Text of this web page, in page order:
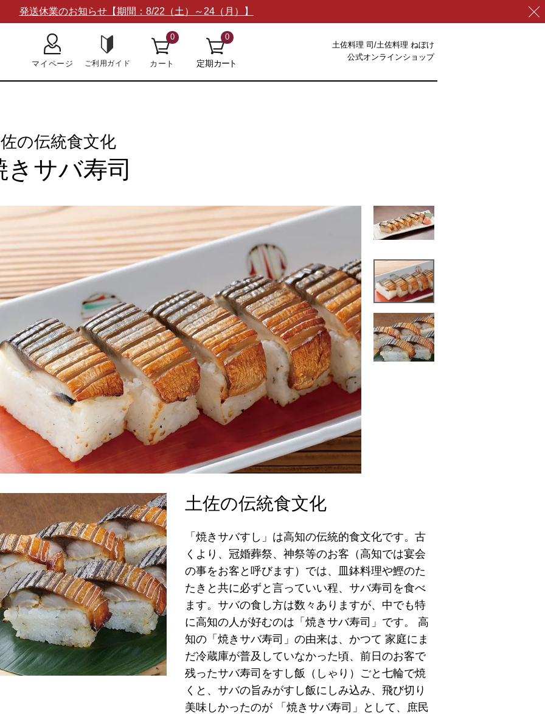
発送休業のお知らせ【期間：8/22（土）～24（月）】
0
0
土佐料理 司/土佐料理 ねぼけ
公式オンラインショップ
の伝統食文化
きサバ寿司
土佐の伝統食文化
「焼きサバすし」は高知の伝統的食文化です。古
くより、冠婚葬祭、神祭等のお客（高知では宴会
の事をお客と呼びます）では、皿鉢料理や鰹のた
たきと共に必ずと言っていい程、サバ寿司を食べ
ます。サバの食し方は数々ありますが、中でも特
に高知の人が好むのは「焼きサバ寿司」です。 高
知の「焼きサバ寿司」の由来は、かつて 家庭にま
だ冷蔵庫が普及していなかった頃、前日のお客で
残ったサバ寿司をすし飯（しゃり）ごと七輪で焼
くと、サバの旨みがすし飯にしみ込み、飛び切り
美味しかったのが 「焼きサバ寿司」として、庶民